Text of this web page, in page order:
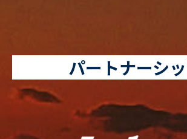
パートナーシ